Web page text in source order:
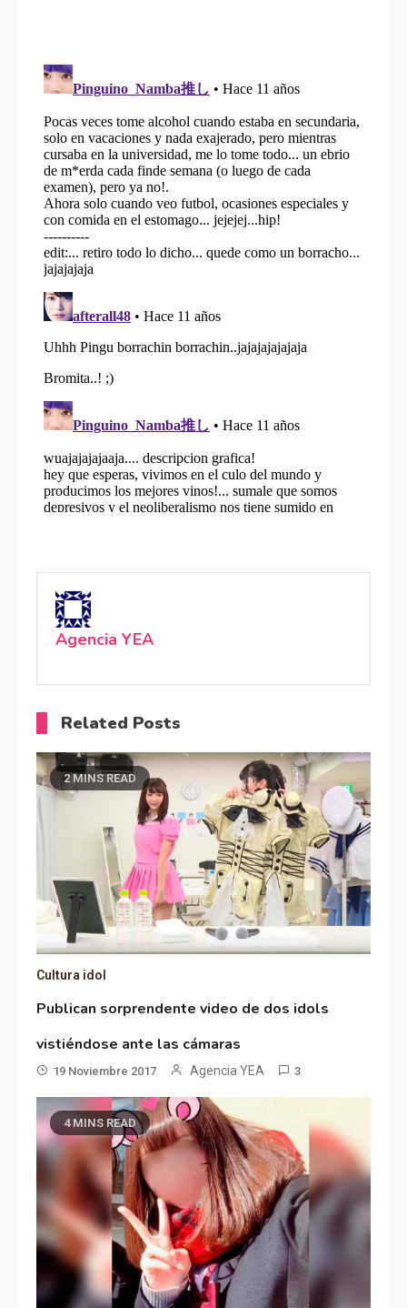
Agencia YEA
Related Posts
2 MINS READ
Cultura idol
Publican sorprendente video de dos idols
vistiéndose ante las cámaras
19 Noviembre 2017 Agencia YEA 3
4 MINS READ